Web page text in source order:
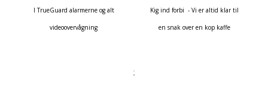
I TrueGuard alarmerne og alt
videoovervågning
Kig ind forbi - Vi er altid klar til
en snak over en kop kaffe
;